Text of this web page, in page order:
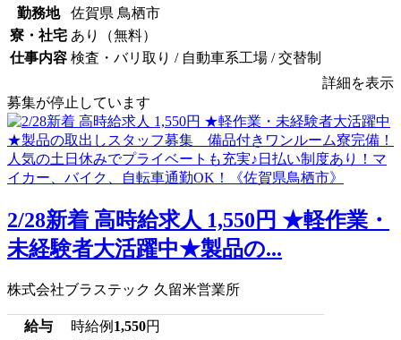
勤務地
佐賀県 鳥栖市
寮・社宅 あり（無料）
仕事内容 検査・バリ取り / 自動車系工場 / 交替制
詳細を表示
募集が停止しています
2/28新着 高時給求人 1,550円 ★軽作業・
未経験者大活躍中★製品の...
株式会社ブラステック 久留米営業所
給与 時給例 1,550円